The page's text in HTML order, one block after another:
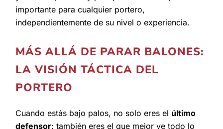
importante para cualquier portero,
independientemente de su nivel o experiencia.
MÁS ALLÁ DE PARAR BALONES:
LA VISIÓN TÁCTICA DEL
PORTERO
Cuando estás bajo palos, no solo eres el último
defensor: también eres el que mejor ve todo lo